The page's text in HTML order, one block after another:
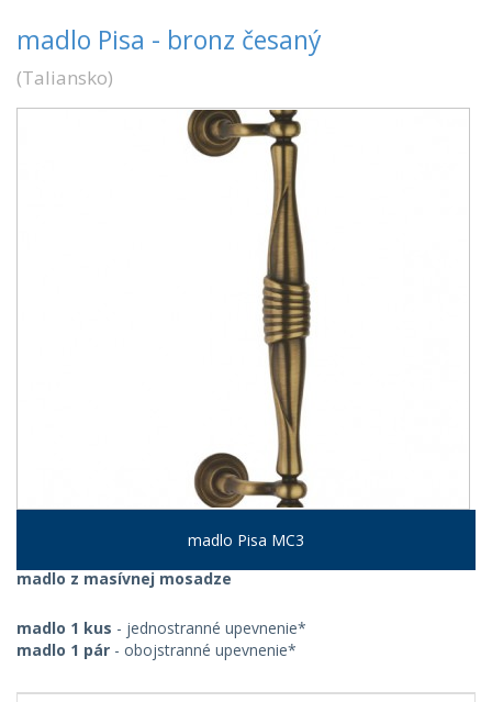
madlo Pisa - bronz česaný
(Taliansko)
madlo Pisa MC3
madlo z masívnej mosadze
madlo 1 kus - jednostranné upevnenie*
madlo 1 pár - obojstranné upevnenie*